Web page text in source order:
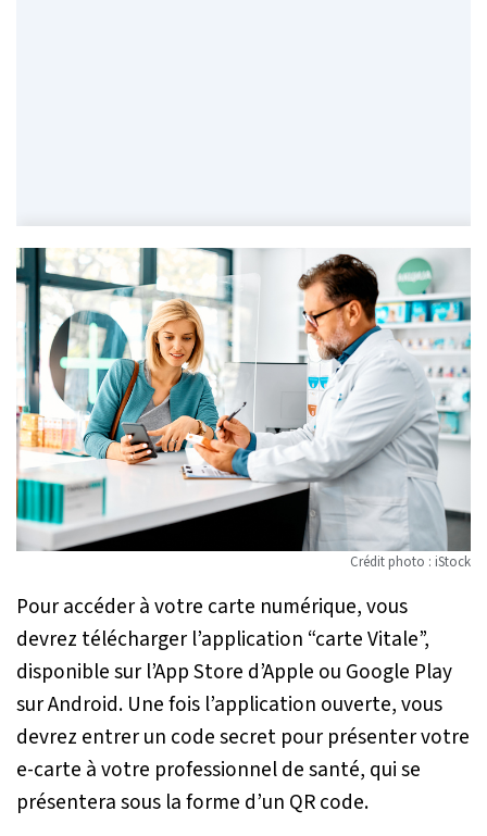
Crédit photo : iStock
Pour accéder à votre carte numérique, vous
devrez télécharger l’application “carte Vitale”,
disponible sur l’App Store d’Apple ou Google Play
sur Android. Une fois l’application ouverte, vous
devrez entrer un code secret pour présenter votre
e-carte à votre professionnel de santé, qui se
présentera sous la forme d’un QR code.